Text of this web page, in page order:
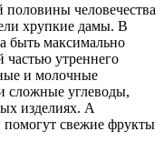
половины человечества
хрупкие дамы. В
быть максимально
утреннего
и молочные
сложные углеводы,
изделиях. А
помогут свежие фрукты